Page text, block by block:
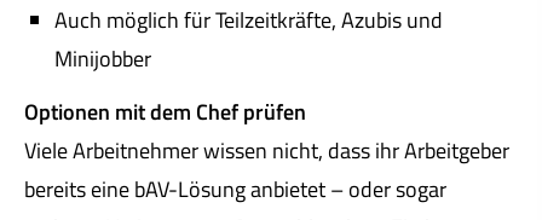
Auch möglich für Teilzeitkräfte, Azubis und
Minijobber
Optionen mit dem Chef prüfen
Viele Arbeitnehmer wissen nicht, dass ihr Arbeitgeber
bereits eine bAV-Lösung anbietet – oder sogar